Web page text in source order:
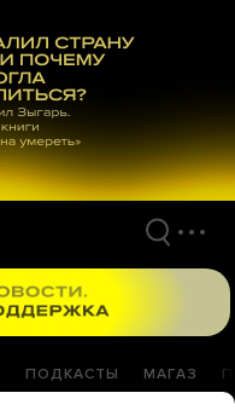
ПОДКАСТЫ МАГАЗ